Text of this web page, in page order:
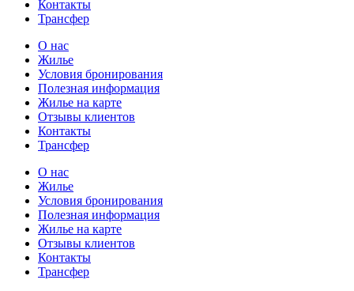
Контакты
Трансфер
О нас
Жилье
Условия бронирования
Полезная информация
Жилье на карте
Отзывы клиентов
Контакты
Трансфер
О нас
Жилье
Условия бронирования
Полезная информация
Жилье на карте
Отзывы клиентов
Контакты
Трансфер